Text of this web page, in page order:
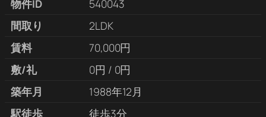
物件ID
540043
間取り
2LDK
賃料
70,000円
敷/礼
0円 / 0円
築年月
1988年12月
駅徒歩
徒歩3分